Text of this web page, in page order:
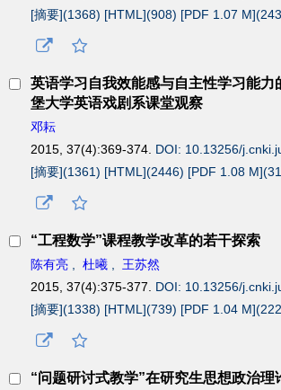
[摘要](1368) [HTML](908) [PDF 1.07 M](
英语学习自我效能感与自主性学习能
堡大学英语戏剧系课堂观察
邓耘
2015, 37(4):369-374. DOI: 10.13256/
[摘要](1361) [HTML](2446) [PDF 1.08 M](
“工程数学”课程教学改革的若干探索
陈有亮 杜曦
王苏然
2015, 37(4):375-377. DOI: 10.13256/
[摘要](1338) [HTML](739) [PDF 1.04 M](
“问题研讨式教学”在研究生思想政治理